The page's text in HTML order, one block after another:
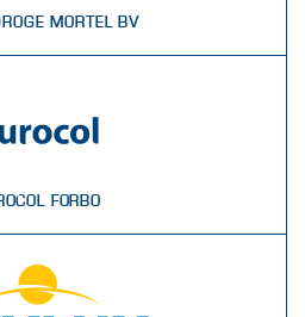
MORTEL BV
FORBO